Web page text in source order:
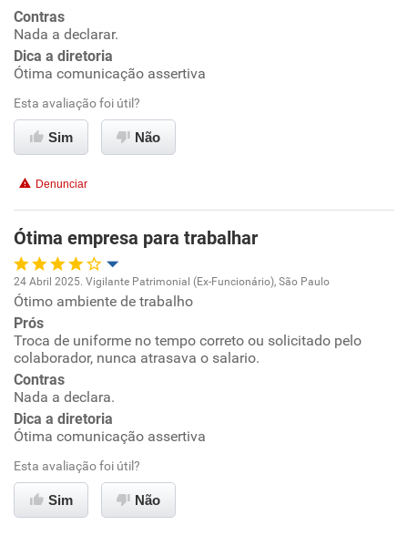
Conciliação com a vida familiar
Benefícios
Recomenda esta empresa
Recomenda a diretoria
Contras
Nada a declarar.
Dica a diretoria
Ótima comunicação assertiva
Esta avaliação foi útil?
Sim Não
Denunciar
Ótima empresa para trabalhar
Oportunidade de promoção
Ambiente de trabalho
Conciliação com a vida familiar
Benefícios
Recomenda esta empresa
Recomenda a diretoria
24 Abril 2025. Vigilante Patrimonial (Ex-Funcionário), São Paulo
Ótimo ambiente de trabalho
Prós
Troca de uniforme no tempo correto ou solicitado pelo
colaborador, nunca atrasava o salario.
Contras
Nada a declara.
Dica a diretoria
Ótima comunicação assertiva
Esta avaliação foi útil?
Sim Não